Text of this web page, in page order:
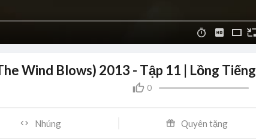
Wind Blows) 2013 - Tập 11 | Lồng Tiếng
0
Nhúng Quyên tặng